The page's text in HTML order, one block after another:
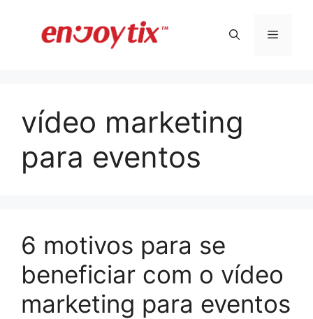
Menu
vídeo marketing
para eventos
6 motivos para se
beneficiar com o vídeo
marketing para eventos